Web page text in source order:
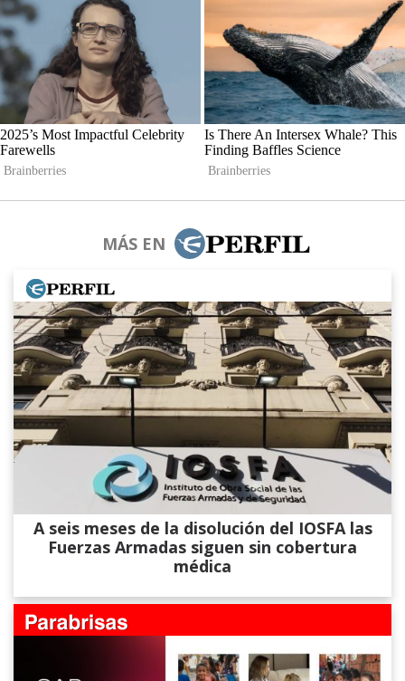
MÁS EN
A seis meses de la disolución del IOSFA las
Fuerzas Armadas siguen sin cobertura
médica